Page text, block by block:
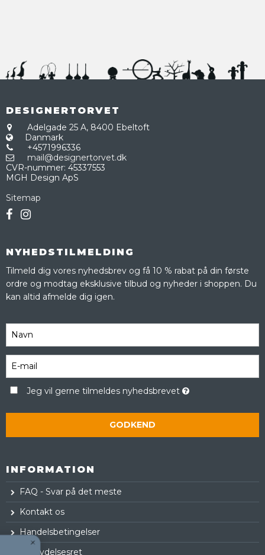
DESIGNERTORVET
Adelgade 25 A, 8400 Ebeltoft
Danmark
+4571996336
mail@designertorvet.dk
CVR-nummer: 45337553
MGH Design ApS
Sitemap
NYHEDSTILMELDING
Tilmeld dig vores nyhedsbrev og få 10 % rabat på din første
ordre og modtag eksklusive tilbud og nyheder i shoppen. Du
kan altid afmelde dig igen.
Jeg vil gerne tilmeldes nyhedsbrevet
GODKEND
INFORMATION
FAQ - Svar på det meste
Kontakt os
Handelsbetingelser
Fortrydelsesret